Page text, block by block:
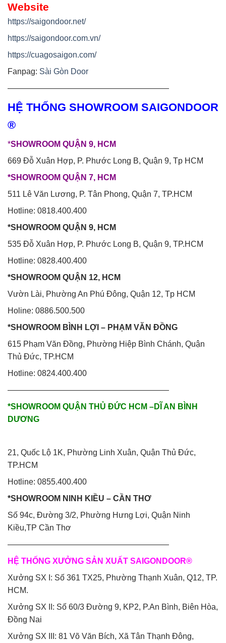
Website
https://saigondoor.net/
https://saigondoor.com.vn/
https://cuagosaigon.com/
Fanpag: Sài Gòn Door
————————————————————
HỆ THỐNG SHOWROOM SAIGONDOOR
®
*SHOWROOM QUẬN 9, HCM
669 Đỗ Xuân Hợp, P. Phước Long B, Quận 9, Tp HCM
*SHOWROOM QUẬN 7, HCM
511 Lê Văn Lương, P. Tân Phong, Quận 7, TP.HCM
Hotline: 0818.400.400
*SHOWROOM QUẬN 9, HCM
535 Đỗ Xuân Hợp, P. Phước Long B, Quận 9, TP.HCM
Hotline: 0828.400.400
*SHOWROOM QUẬN 12, HCM
Vườn Lài, Phường An Phú Đông, Quận 12, Tp HCM
Holine: 0886.500.500
*SHOWROOM BÌNH LỢI – PHẠM VĂN ĐỒNG
615 Phạm Văn Đồng, Phường Hiệp Bình Chánh, Quận
Thủ Đức, TP.HCM
Hotline: 0824.400.400
————————————————————
*SHOWROOM QUẬN THỦ ĐỨC HCM –DĨ AN BÌNH
DƯƠNG
21, Quốc Lộ 1K, Phường Linh Xuân, Quận Thủ Đức,
TP.HCM
Hotline: 0855.400.400
*SHOWROOM NINH KIỀU – CẦN THƠ
Số 94c, Đường 3/2, Phường Hưng Lợi, Quận Ninh
Kiều,TP Cần Thơ
————————————————————
HỆ THỐNG XƯỞNG SẢN XUẤT SAIGONDOOR®
Xưởng SX I: Số 361 TX25, Phường Thạnh Xuân, Q12, TP.
HCM.
Xưởng SX II: Số 60/3 Đường 9, KP2, P.An Bình, Biên Hòa,
Đồng Nai
Xưởng SX III: 81 Võ Văn Bích, Xã Tân Thạnh Đông,